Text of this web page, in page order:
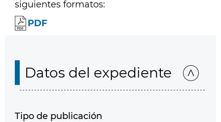
siguientes formatos:
PDF
Datos del expediente
Tipo de publicación